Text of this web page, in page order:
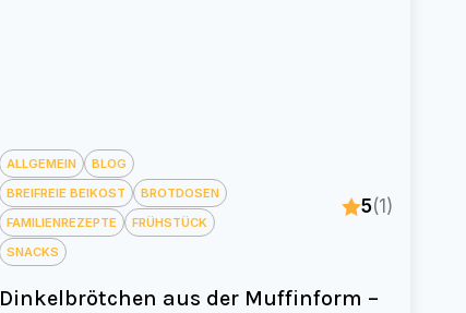
ALLGEMEIN
BLOG
BREIFREIE BEIKOST
BROTDOSEN
FAMILIENREZEPTE
FRÜHSTÜCK
SNACKS
5(1)
Dinkelbrötchen aus der Muffinform –